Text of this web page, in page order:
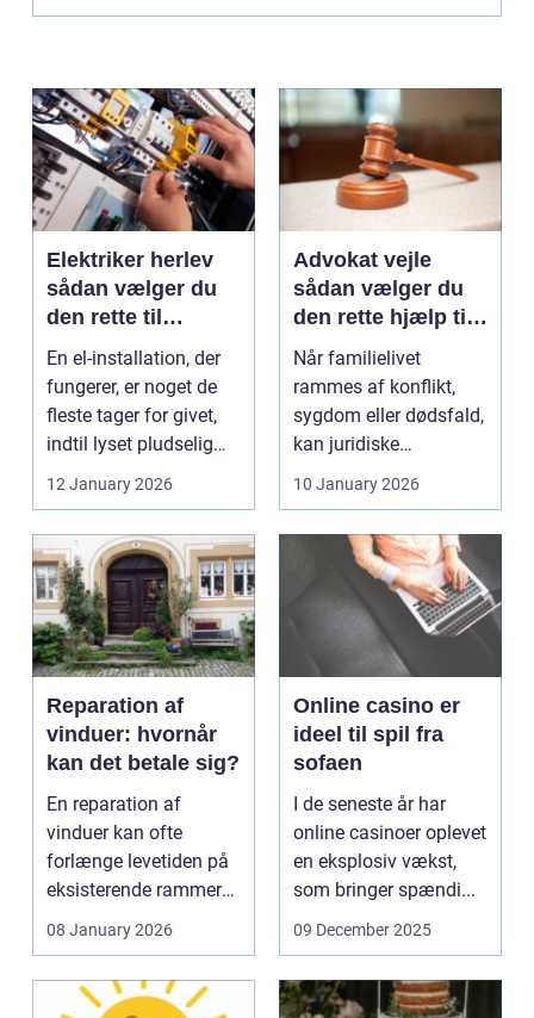
Elektriker herlev
sådan vælger du
den rette til
opgaven
En el-installation, der
fungerer, er noget de
fleste tager for givet,
indtil lyset pludselig
går, el...
12 January 2026
Advokat vejle
sådan vælger du
den rette hjælp til
familien
Når familielivet
rammes af konflikt,
sygdom eller dødsfald,
kan juridiske
spørgsmål hurtigt
10 January 2026
Reparation af
vinduer: hvornår
kan det betale sig?
En reparation af
vinduer kan ofte
forlænge levetiden på
eksisterende rammer
og glas med ...
08 January 2026
Online casino er
ideel til spil fra
sofaen
I de seneste år har
online casinoer oplevet
en eksplosiv vækst,
som bringer spændi...
09 December 2025